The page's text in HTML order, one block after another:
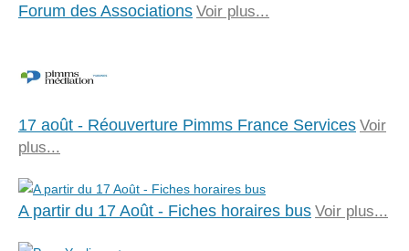
Forum des Associations Voir plus...
17 août - Réouverture Pimms France Services Voir
plus...
A partir du 17 Août - Fiches horaires bus Voir plus...